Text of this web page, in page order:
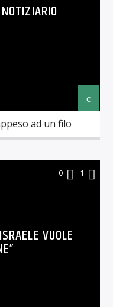
ad un filo
0 1
VUOLE